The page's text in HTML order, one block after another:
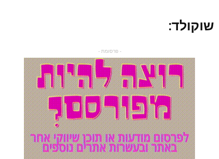
שוקולד:
- פרסומת -